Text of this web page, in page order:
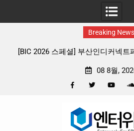
Breaking News
커넥트페스티벌 출품 인디 리듬
판타
08 8월,